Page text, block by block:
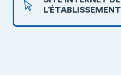
L’ÉTABLISSEMENT